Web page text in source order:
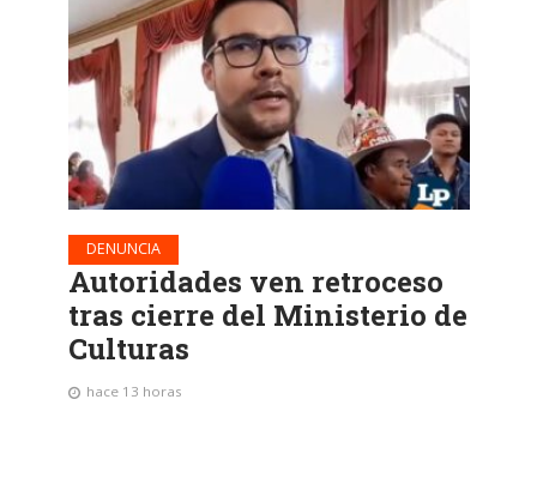
DENUNCIA
Autoridades ven retroceso
tras cierre del Ministerio de
Culturas
hace 13 horas